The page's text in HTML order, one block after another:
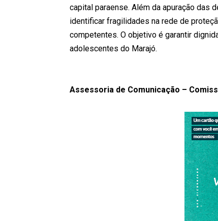
capital paraense. Além da apuração das
identificar fragilidades na rede de
competentes. O objetivo é garantir
adolescentes do Marajó.
Assessoria de Comunicação –